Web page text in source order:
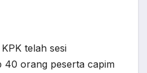
telah sesi
40 orang peserta capim